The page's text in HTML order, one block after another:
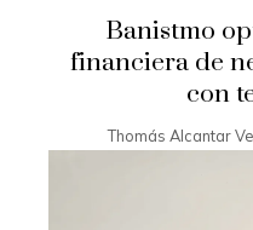
Banistmo
financiera de
con
Thomás Alcantar